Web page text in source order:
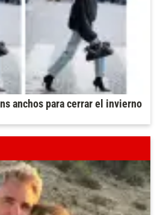
anchos para cerrar el invierno